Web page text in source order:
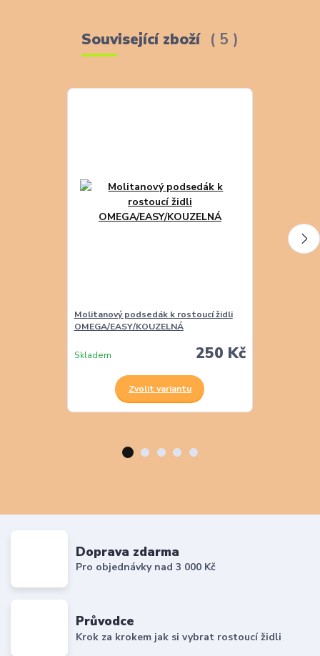
Související zboží 5
Molitanový podsedák k rostoucí židli
OMEGA/EASY/KOUZELNÁ
250 Kč
Skladem
Zvolit variantu
Doprava zdarma
Pro objednávky nad 3 000 Kč
Průvodce
Krok za krokem jak si vybrat rostoucí židli